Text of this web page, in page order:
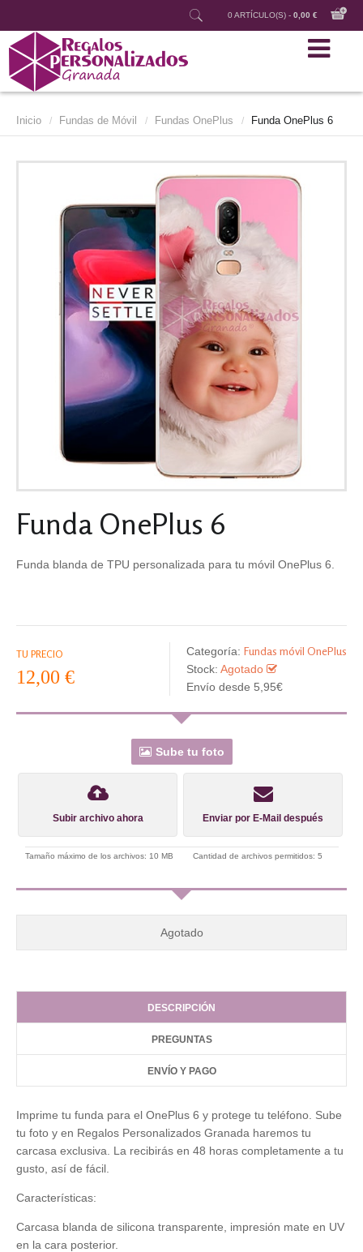
0 ARTÍCULO(S) - 0,00 €
Inicio / Fundas de Móvil / Fundas OnePlus / Funda OnePlus 6
Funda OnePlus 6
Funda blanda de TPU personalizada para tu móvil OnePlus 6.
TU PRECIO
12,00 €
Categoría: Fundas móvil OnePlus
Stock: Agotado
Envío desde 5,95€
Sube tu foto
Subir archivo ahora Enviar por E-Mail después
Tamaño máximo de los archivos: 10 MB Cantidad de archivos permitidos: 5
Agotado
DESCRIPCIÓN
PREGUNTAS
ENVÍO Y PAGO
Imprime tu funda para el OnePlus 6 y protege tu teléfono. Sube
tu foto y en Regalos Personalizados Granada haremos tu
carcasa exclusiva. La recibirás en 48 horas completamente a tu
gusto, así de fácil.
Características:
Carcasa blanda de silicona transparente, impresión mate en UV
en la cara posterior.